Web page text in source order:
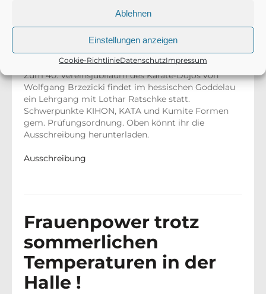
Ablehnen
Einstellungen anzeigen
Cookie-RichtlinieDatenschutzImpressum
Lehrgang mit Lothar Ratschke (7. DAN)
Zum 40. Vereinsjubiläum des Karate-Dojos von
Wolfgang Brzezicki findet im hessischen Goddelau
ein Lehrgang mit Lothar Ratschke statt.
Schwerpunkte KIHON, KATA und Kumite Formen
gem. Prüfungsordnung. Oben könnt ihr die
Ausschreibung herunterladen.
Ausschreibung
Frauenpower trotz
sommerlichen
Temperaturen in der
Halle !